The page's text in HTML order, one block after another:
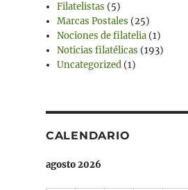
Filatelistas (5)
Marcas Postales (25)
Nociones de filatelia (1)
Noticias filatélicas (193)
Uncategorized (1)
CALENDARIO
agosto 2026